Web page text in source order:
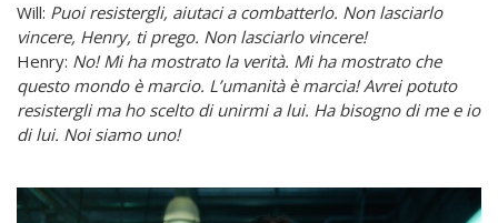
Will: Puoi resistergli, aiutaci a combatterlo. Non lasciarlo
vincere, Henry, ti prego. Non lasciarlo vincere!
Henry: No! Mi ha mostrato la verità. Mi ha mostrato che
questo mondo è marcio. L’umanità è marcia! Avrei potuto
resistergli ma ho scelto di unirmi a lui. Ha bisogno di me e io
di lui. Noi siamo uno!